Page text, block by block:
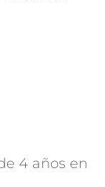
4 años en